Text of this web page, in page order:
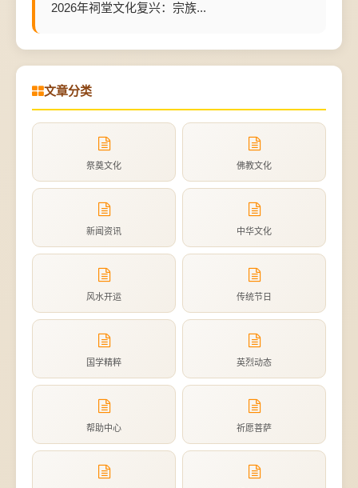
2026年祠堂文化复兴：宗族...
文章分类
祭奠文化 佛教文化
新闻资讯 中华文化
风水开运 传统节日
国学精粹 英烈动态
帮助中心 祈愿菩萨